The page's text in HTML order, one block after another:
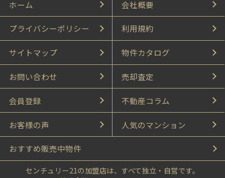
ホーム 会社概要
プライバシーポリシー 利用規約
サイトマップ 物件カタログ
お問い合わせ 売却査定
会員登録 不動産コラム
お客様の声 人気のマンション
おすすめ販売中物件
センチュリー21の加盟店は、すべて独立・自営です。